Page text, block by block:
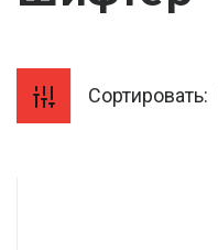
Сортировать: